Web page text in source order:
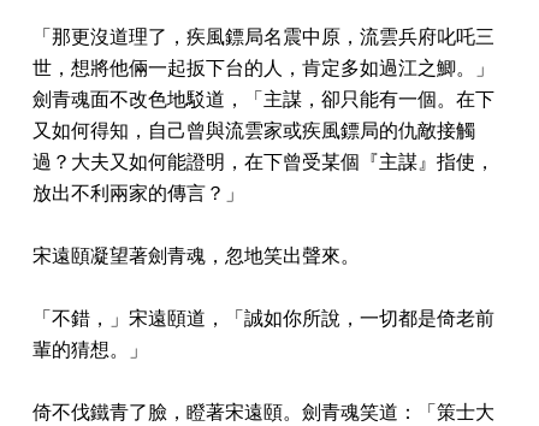
「那更沒道理了，疾風鏢局名震中原，流雲兵府叱吒三
世，想將他倆一起扳下台的人，肯定多如過江之鯽。」
劍青魂面不改色地駁道，「主謀，卻只能有一個。在下
又如何得知，自己曾與流雲家或疾風鏢局的仇敵接觸
過？大夫又如何能證明，在下曾受某個『主謀』指使，
放出不利兩家的傳言？」
宋遠頤凝望著劍青魂，忽地笑出聲來。
「不錯，」宋遠頤道，「誠如你所說，一切都是倚老前
輩的猜想。」
倚不伐鐵青了臉，瞪著宋遠頤。劍青魂笑道：「策士大